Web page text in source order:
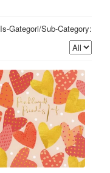
Is-Gategori/Sub-Category: